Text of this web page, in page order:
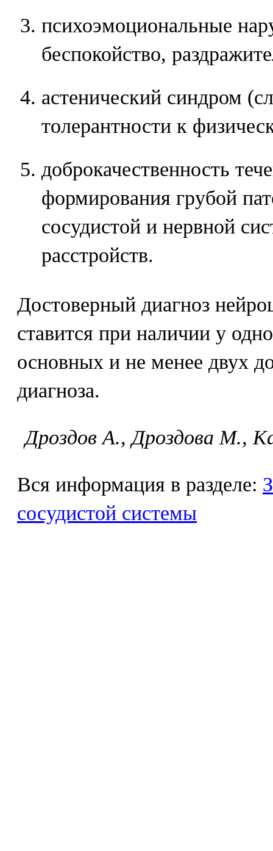
психоэмоциональные
беспокойство,
астенический синдром
толерантности к
доброкачественность
формирования грубой
сосудистой и нервной
расстройств.
Достоверный диагноз
ставится при наличии у
основных и не менее двух
диагноза.
Дpoздoв A., Дpoздoвa M.,
Вся информация в разделе:
сосудистой системы